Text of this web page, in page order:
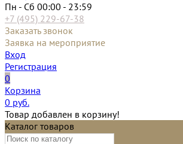
Пн - Сб 00:00 - 23:59
+7 (495) 229-67-38
Заказать звонок
Заявка на мероприятие
Вход
Регистрация
0
Корзина
0 руб.
Товар добавлен в корзину!
Каталог товаров